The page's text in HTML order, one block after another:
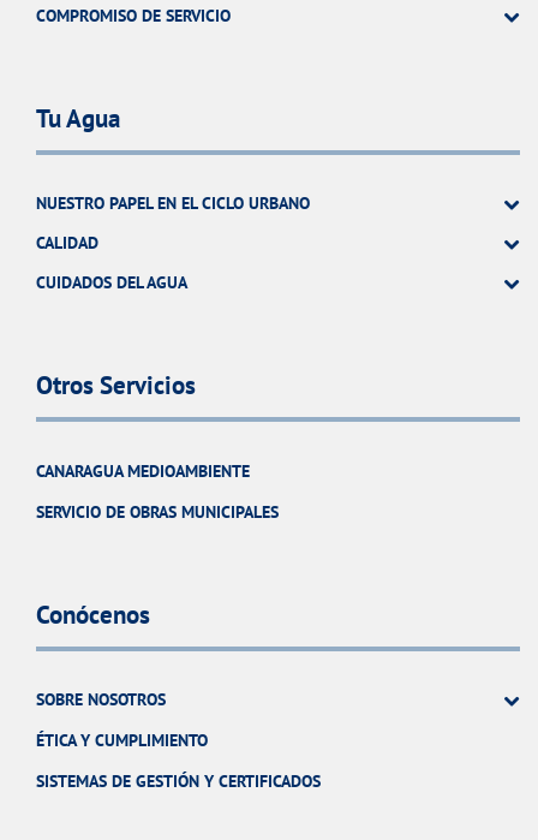
COMPROMISO DE SERVICIO
Tu Agua
NUESTRO PAPEL EN EL CICLO URBANO
CALIDAD
CUIDADOS DEL AGUA
Otros Servicios
CANARAGUA MEDIOAMBIENTE
SERVICIO DE OBRAS MUNICIPALES
Conócenos
SOBRE NOSOTROS
ÉTICA Y CUMPLIMIENTO
SISTEMAS DE GESTIÓN Y CERTIFICADOS